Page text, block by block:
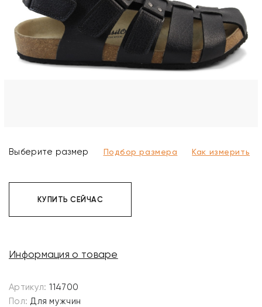
Выберите размер Подбор размера Как измерить
КУПИТЬ СЕЙЧАС
Информация о товаре
Артикул: 114700
Пол: Для мужчин